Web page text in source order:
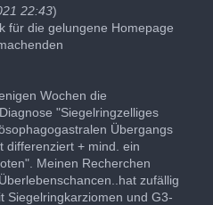
22:43)
für die gelungene Homepage
Wochen die
"Siegelringzelliges
Übergangs
differenziert + mind. ein
Meinen Recherchen
zufällig
Siegelringkarziomen und G3-